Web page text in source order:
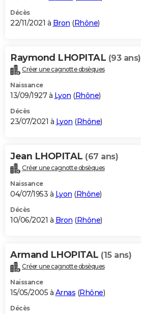
Décès
22/11/2021 à Bron (Rhône)
Raymond LHOPITAL (93 ans)
Créer une cagnotte obsèques
Naissance
13/09/1927 à Lyon (Rhône)
Décès
23/07/2021 à Lyon (Rhône)
Jean LHOPITAL (67 ans)
Créer une cagnotte obsèques
Naissance
04/07/1953 à Lyon (Rhône)
Décès
10/06/2021 à Bron (Rhône)
Armand LHOPITAL (15 ans)
Créer une cagnotte obsèques
Naissance
15/05/2005 à Arnas (Rhône)
Décès